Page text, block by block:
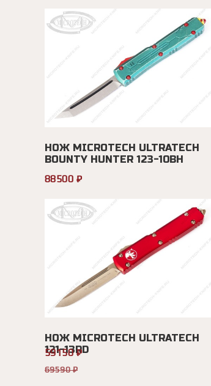
НОЖ MICROTECH ULTRATECH
BOUNTY HUNTER 123-10BH
88500 ₽
НОЖ MICROTECH ULTRATECH
121-13RD
59150 ₽
69590 ₽